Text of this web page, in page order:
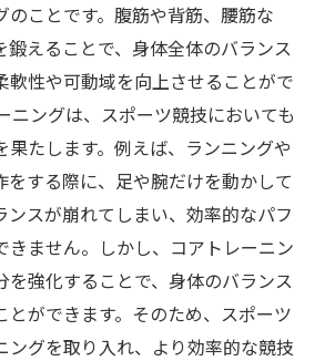
のことです。腹筋や背筋、腰筋な
鍛えることで、身体全体のバランス
軟性や可動域を向上させることがで
ニングは、スポーツ競技においても
果たします。例えば、ランニングや
をする際に、足や腕だけを動かして
ンスが崩れてしまい、効率的なパフ
きません。しかし、コアトレーニン
を強化することで、身体のバランス
とができます。そのため、スポーツ
ングを取り入れ、より効率的な競技